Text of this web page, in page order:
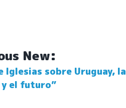
New:
sobre Uruguay, la
el futuro”